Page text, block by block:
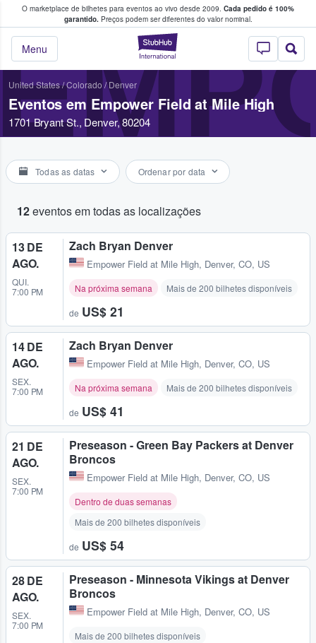
O marketplace de bilhetes para eventos ao vivo desde 2009. Cada pedido é 100%
garantido.Preços podem ser diferentes do valor nominal.
StubHub – onde
Menu
fãs compram e vendem bilhetes
United States/Colorado / Denver
Eventos em Empower Field at Mile High
1701 Bryant St., Denver, 80204
Todas as datas Ordenar por data
12eventos em todas as localizações
13 DE
AGO.
QUI.
7:00 PM
Zach Bryan Denver
Empower Field at Mile High, Denver, CO, US
Na próxima semana Mais de 200 bilhetes disponíveis
de US$ 21
14 DE
AGO.
SEX.
7:00 PM
Zach Bryan Denver
Empower Field at Mile High, Denver, CO, US
Na próxima semana Mais de 200 bilhetes disponíveis
de US$ 41
21 DE
AGO.
SEX.
7:00 PM
Preseason - Green Bay Packers at Denver
Broncos
Empower Field at Mile High, Denver, CO, US
Dentro de duas semanas
Mais de 200 bilhetes disponíveis
de US$ 54
28 DE
AGO.
SEX.
7:00 PM
Preseason - Minnesota Vikings at Denver
Broncos
Empower Field at Mile High, Denver, CO, US
Mais de 200 bilhetes disponíveis